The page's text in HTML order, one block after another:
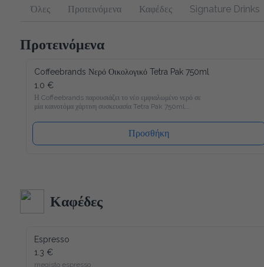
Όλες Προτεινόμενα Καφέδες Signature Drinks
Προτεινόμενα
Coffeebrands Νερό Οικολογικό Tetra Pak 750ml
1.0 €
Η Coffeebrands παρουσιάζει το νέο εμφιαλωμένο νερό σε μία
καινοτόμα χάρτινη συσκευασία Tetra Pak 750ml.
Το νέο νερό Coffeebrands είναι πλούσιο σε μαγνήσιο με
ιδανικές αναλογίες μετάλλων και σε χάρτινη συσκευασία Tetra
Pak που θα επιτρέπει στους καταναλωτές μας να
απολαμβάνουν το εμφιαλωμένο νερό με νέο και φιλικό προς
το περιβάλλον τρόπο!
λιγότερο δυνατό αντίκτυπο στο περιβάλλον. Ενώ ένα άλλο
πλεονέκτημα είναι ότι το καπάκι κλείνει ξανά, μετά από κάθε
χρήση, έτσι ώστε το νερό να διατηρείται πάντα φρέσκο ​​και
Προσθήκη
Καφέδες
Espresso
1.3 €
megisto espresso